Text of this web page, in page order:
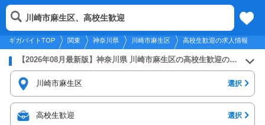
2026年8月9日更新
関東
メニュー
ギガバイトTOP 関東 神奈川県 川崎市麻生区 高校生歓迎の求人情報
川崎市麻生区、高校生歓迎
【2026年08月最新版】神奈川県 川崎市麻生区の高校生歓迎のバイト・アルバイト・パートの求人募集情報
川崎市麻生区 選択
高校生歓迎 選択